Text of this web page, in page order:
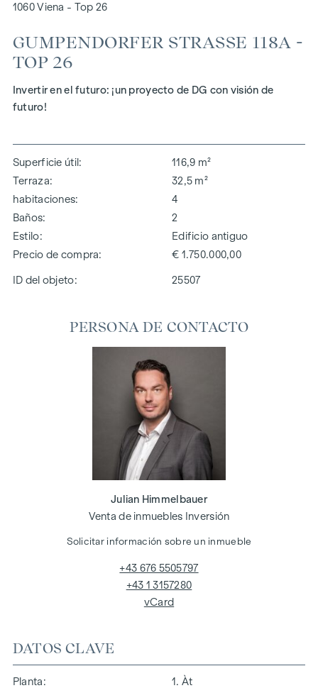
1060 Viena - Top 26
GUMPENDORFER STRASSE 118A - T
OP 26
Invertir en el futuro: ¡un proyecto de DG con visión de
futuro!
Superficie útil
116,9 m²
Terraza
32,5 m²
habitaciones
4
Baños
2
Estilo
Edificio antiguo
Precio de compra
€ 1.750.000,00
ID del objeto: 25507
DATOS CLAVE
Planta
1. Àt
PERSONA DE CONTACTO
Julian Himmelbauer
Venta de inmuebles Inversión
Solicitar información sobre un inmueble
+43 676 5505797
+43 1 3157280
vCard